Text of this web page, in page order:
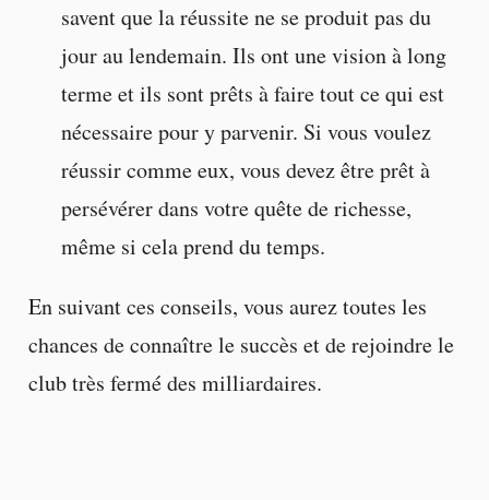
savent que la réussite ne se produit pas du
jour au lendemain. Ils ont une vision à long
terme et ils sont prêts à faire tout ce qui est
nécessaire pour y parvenir. Si vous voulez
réussir comme eux, vous devez être prêt à
persévérer dans votre quête de richesse,
même si cela prend du temps.
En suivant ces conseils, vous aurez toutes les
chances de connaître le succès et de rejoindre le
club très fermé des milliardaires.